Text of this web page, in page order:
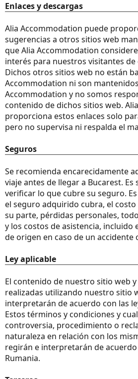
Enlaces y descargas
Alia Accommodation puede
sugerencias a otros sitios web
que Alia Accommodation
interés para nuestros visitantes de
Dichos otros sitios web no están
Accommodation ni son
Accommodation y no somos
contenido de dichos sitios web.
proporciona estos enlaces solo
pero no supervisa ni respalda el
Seguros
Se recomienda encarecidamente
viaje antes de llegar a Bucarest.
verificar lo que cubre su seguro.
el seguro adquirido cubra, el
su parte, pérdidas personales,
y los costos de asistencia, incluido
de origen en caso de un accidente
Ley aplicable
El contenido de nuestro sitio web
realizadas utilizando nuestro sitio
interpretarán de acuerdo con las
Estos términos y condiciones y
controversia, procedimiento o
naturaleza en relación con los
regirán e interpretarán de acuerdo
Rumania.